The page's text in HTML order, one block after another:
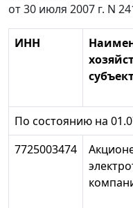
от 30 июля 2007 г. N
ИНН
По состоянию на
7725003474